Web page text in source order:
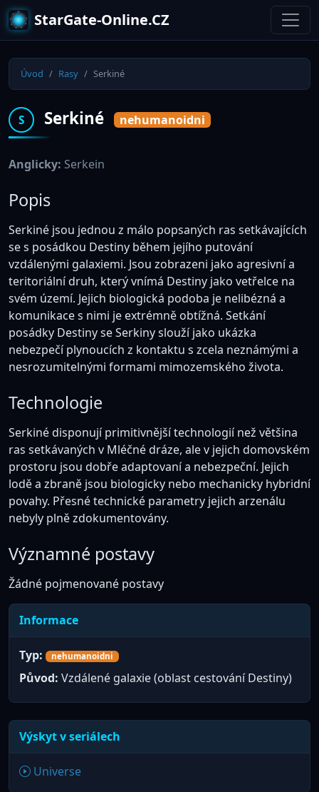
StarGate-Online.CZ
Úvod Rasy Serkiné
S Serkiné nehumanoidni
Anglicky: Serkein
Popis
Serkiné jsou jednou z málo popsaných ras setkávajících
se s posádkou Destiny během jejího putování
vzdálenými galaxiemi. Jsou zobrazeni jako agresivní a
teritoriální druh, který vnímá Destiny jako vetřelce na
svém území. Jejich biologická podoba je nelibézná a
komunikace s nimi je extrémně obtížná. Setkání
posádky Destiny se Serkiny slouží jako ukázka
nebezpečí plynoucích z kontaktu s zcela neznámými a
nesrozumitelnými formami mimozemského života.
Technologie
Serkiné disponují primitivnější technologií než většina
ras setkávaných v Mléčné dráze, ale v jejich domovském
prostoru jsou dobře adaptovaní a nebezpeční. Jejich
lodě a zbraně jsou biologicky nebo mechanicky hybridní
povahy. Přesné technické parametry jejich arzenálu
nebyly plně zdokumentovány.
Významné postavy
Žádné pojmenované postavy
Informace
Typ: nehumanoidni
Původ: Vzdálené galaxie (oblast cestování Destiny)
Výskyt v seriálech
Universe